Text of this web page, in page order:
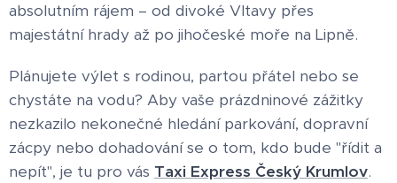
absolutním rájem – od divoké Vltavy přes
majestátní hrady až po jihočeské moře na Lipně.
Plánujete výlet s rodinou, partou přátel nebo se
chystáte na vodu? Aby vaše prázdninové zážitky
nezkazilo nekonečné hledání parkování, dopravní
zácpy nebo dohadování se o tom, kdo bude "řídit a
nepít", je tu pro vás Taxi Express Český Krumlov.